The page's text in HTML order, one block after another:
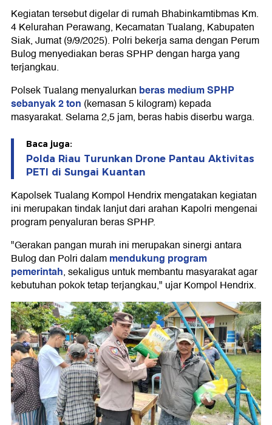
Kegiatan tersebut digelar di rumah Bhabinkamtibmas Km.
4 Kelurahan Perawang, Kecamatan Tualang, Kabupaten
Siak, Jumat (9/9/2025). Polri bekerja sama dengan Perum
Bulog menyediakan beras SPHP dengan harga yang
terjangkau.
Polsek Tualang menyalurkan beras medium SPHP
sebanyak 2 ton (kemasan 5 kilogram) kepada
masyarakat. Selama 2,5 jam, beras habis diserbu warga.
Baca juga:
Polda Riau Turunkan Drone Pantau Aktivitas
PETI di Sungai Kuantan
Kapolsek Tualang Kompol Hendrix mengatakan kegiatan
ini merupakan tindak lanjut dari arahan Kapolri mengenai
program penyaluran beras SPHP.
"Gerakan pangan murah ini merupakan sinergi antara
Bulog dan Polri dalammendukung program
pemerintah, sekaligus untuk membantu masyarakat agar
kebutuhan pokok tetap terjangkau," ujar Kompol Hendrix.